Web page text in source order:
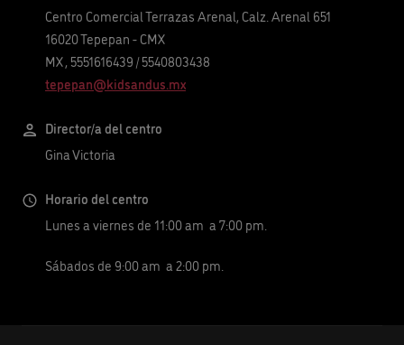
Centro Comercial Terrazas Arenal, Calz. Arenal 651
16020Tepepan-CMX
MX,5551616439/5540803438
tepepan@kidsandus.mx
Director/a del centro
Gina Victoria
Horario del centro
Lunes a viernes de 11:00 am a 7:00 pm.
Sábados de 9:00 am a 2:00 pm.